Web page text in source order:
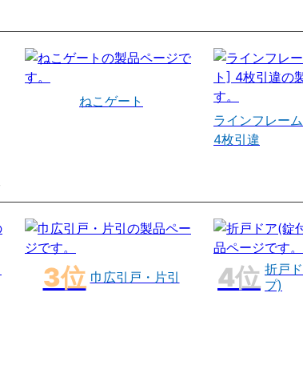
ねこゲート
ラインフレー
4枚引違
巾広引戸・片引
折戸
プ)